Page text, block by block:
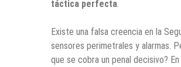
táctica perfecta.
Existe una falsa creencia en la
sensores perimetrales y alarmas.
que se cobra un penal decisivo? En